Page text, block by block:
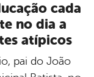
cada
no dia a
atípicos
pai do João